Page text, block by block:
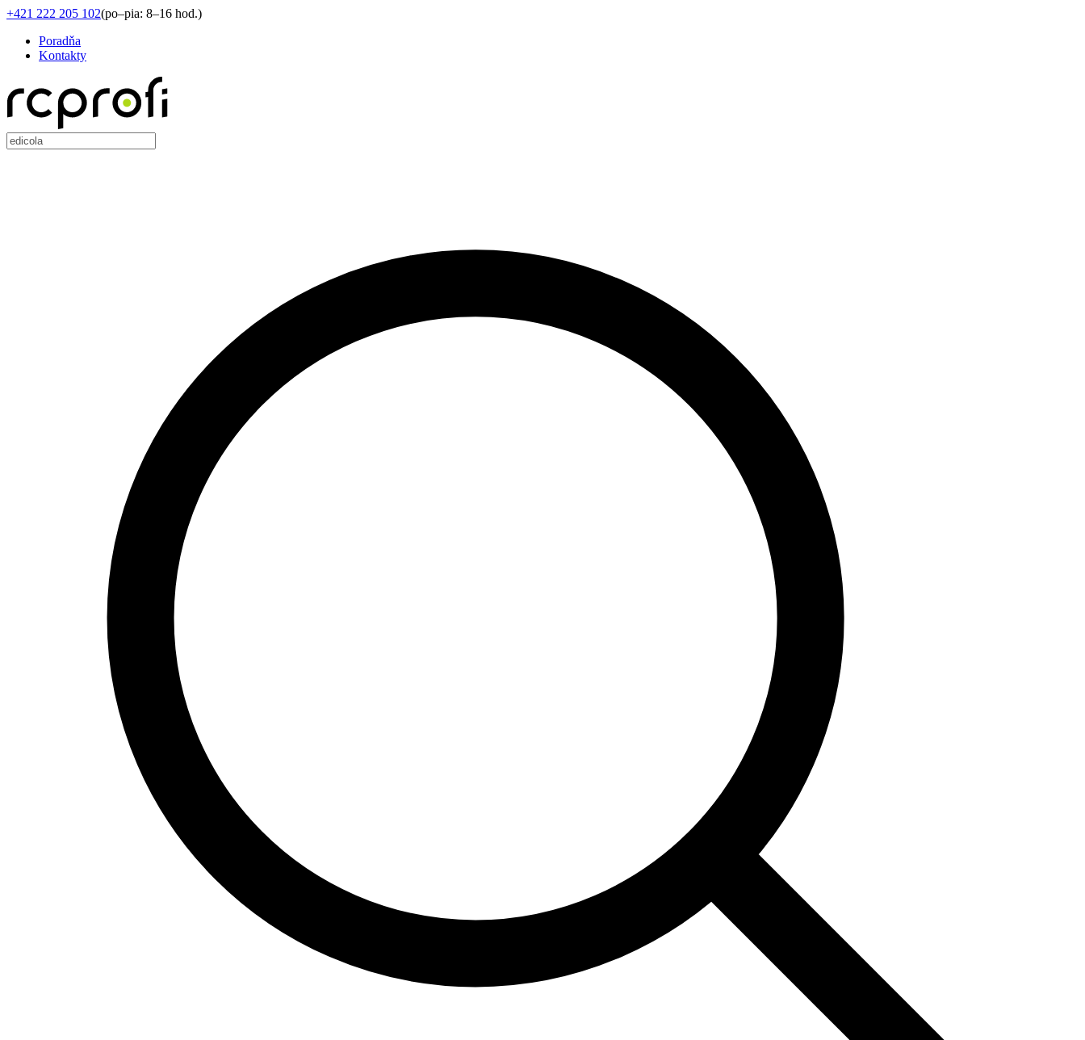
+421 222 205 102(po–pia: 8–16 hod.)
Poradňa
Kontakty